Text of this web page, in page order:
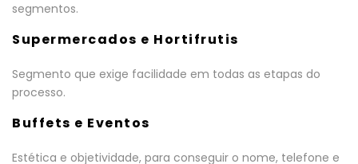
segmentos.
Supermercados e Hortifrutis
Segmento que exige facilidade em todas as etapas do
processo.
Buffets e Eventos
Estética e objetividade, para conseguir o nome, telefone e